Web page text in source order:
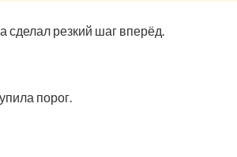
резкий шаг вперёд.
порог.